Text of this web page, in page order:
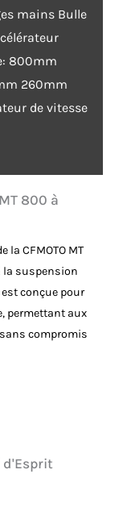
mains Bulle
800mm
260mm
de vitesse
800 à
la CFMOTO MT
la suspension
conçue pour
permettant aux
compromis
d'Esprit